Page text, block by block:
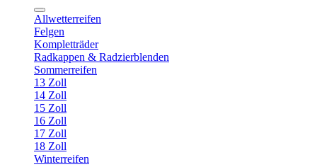
Allwetterreifen
Felgen
Kompletträder
Radkappen & Radzierblenden
Sommerreifen
13 Zoll
14 Zoll
15 Zoll
16 Zoll
17 Zoll
18 Zoll
Winterreifen